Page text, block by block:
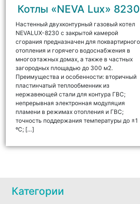
Котлы «NEVA Lux» 8230
Настенный двухконтурный газовый котел
NEVALUX-8230 с закрытой камерой
сгорания предназначен для поквартирного
отопления и горячего водоснабжения в
многоэтажных домах, а также в частных
загородных площадью до 300 м2.
Преимущества и особенности: вторичный
пластинчатый теплообменник из
нержавеющей стали для контура ГВС;
непрерывная электронная модуляция
пламени в режимах отопления и ГВС;
точность поддержания температуры до ±1
ºС; […]
Категории